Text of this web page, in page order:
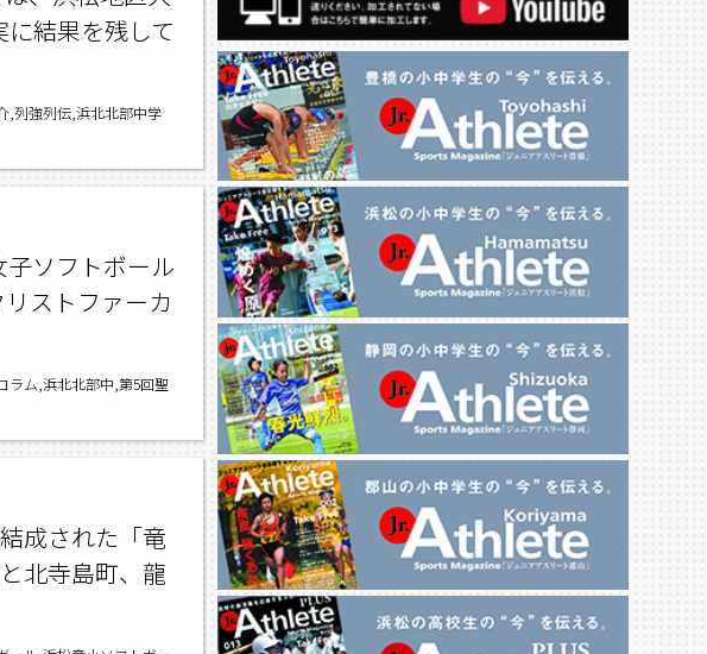
結果を残して
,列強列伝,浜北北部中学
ソフトボール
ストファーカ
ラム,浜北北部中,第5回聖
成された「竜
北寺島町、龍